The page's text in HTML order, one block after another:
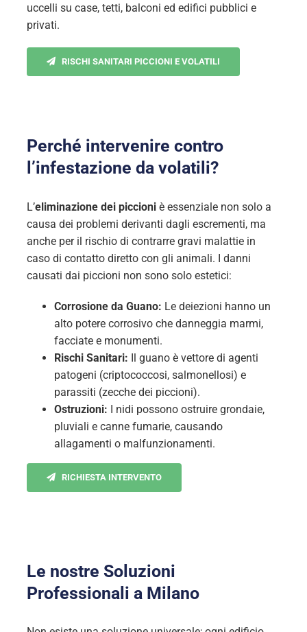
uccelli su case, tetti, balconi ed edifici pubblici e
privati.
RISCHI SANITARI PICCIONI E VOLATILI
Perché intervenire contro
l’infestazione da volatili?
L’eliminazione dei piccioniè essenziale non solo a
causa dei problemi derivanti dagli escrementi, ma
anche per il rischio di contrarre gravi malattie in
caso di contatto diretto con gli animali. I danni
causati dai piccioni non sono solo estetici:
Corrosione da Guano: Le deiezioni hanno un
alto potere corrosivo che danneggia marmi,
facciate e monumenti.
Rischi Sanitari: Il guano è vettore di agenti
patogeni (criptococcosi, salmonellosi) e
parassiti (zecche dei piccioni).
Ostruzioni: I nidi possono ostruire grondaie,
pluviali e canne fumarie, causando
allagamenti o malfunzionamenti.
RICHIESTA INTERVENTO
Le nostre Soluzioni
Professionali a Milano